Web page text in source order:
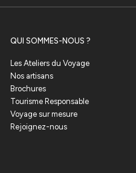
QUI SOMMES-NOUS ?
Les Ateliers du Voyage
Nos artisans
Brochures
Tourisme Responsable
Voyage sur mesure
Rejoignez-nous